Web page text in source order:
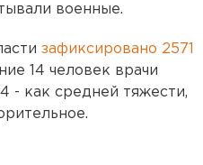
военные.
зафиксировано 2571
14 человек врачи
- как средней тяжести,